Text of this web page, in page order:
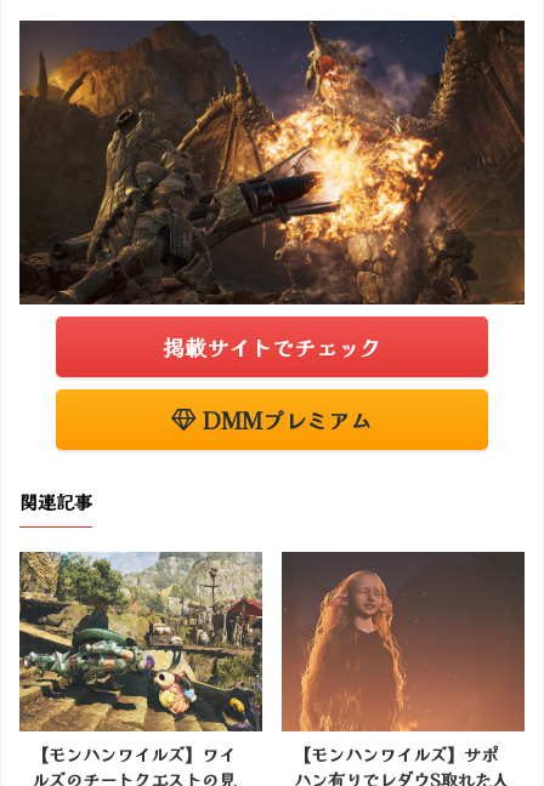
掲載サイトでチェック
DMMプレミアム
関連記事
【モンハンワイルズ】ワイ
ルズのチートクエストの見
【モンハンワイルズ】サポ
ハン有りでレダウS取れた人